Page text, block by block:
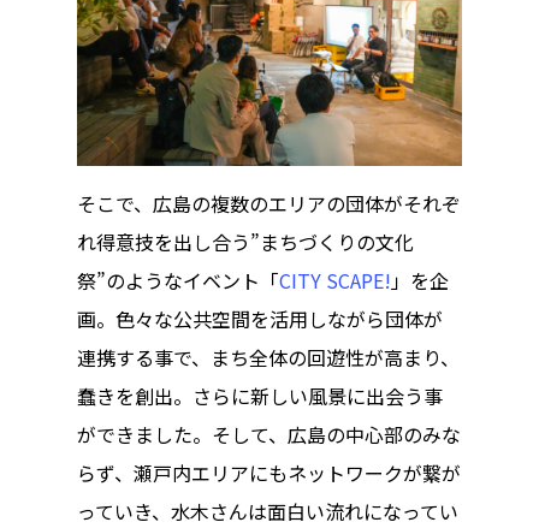
そこで、広島の複数のエリアの団体がそれぞ
れ得意技を出し合う”まちづくりの文化
祭”のようなイベント「CITY SCAPE!」を企
画。色々な公共空間を活用しながら団体が
連携する事で、まち全体の回遊性が高まり、
蠢きを創出。さらに新しい風景に出会う事
ができました。そして、広島の中心部のみな
らず、瀬戸内エリアにもネットワークが繋が
っていき、水木さんは面白い流れになってい
ハイパー縁側@中津
ハイパー縁側@天満
ハイパー縁側@淀屋
ハイパー縁側@中山
ハイパー縁側@三輪
ハイパー縁側@夢キ
ハイパー縁側@東本
ハイパー縁側@阿倍